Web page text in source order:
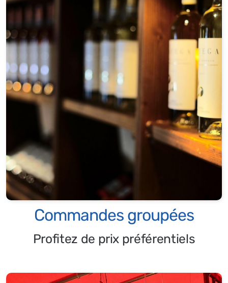
Commandes groupées
Profitez de prix préférentiels